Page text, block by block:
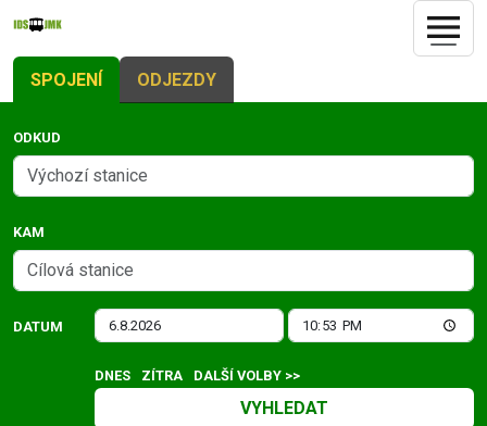
SPOJENÍ ODJEZDY
ODKUD
KAM
DATUM
DNES ZÍTRA DALŠÍ VOLBY >>
VYHLEDAT